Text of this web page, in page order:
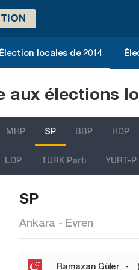
Élection locales de 2014
aux élections
MHP SP BBP HDP
LDP TURK Parti YURT-P
SP
Ankara - Evren
Ramazan Güler -